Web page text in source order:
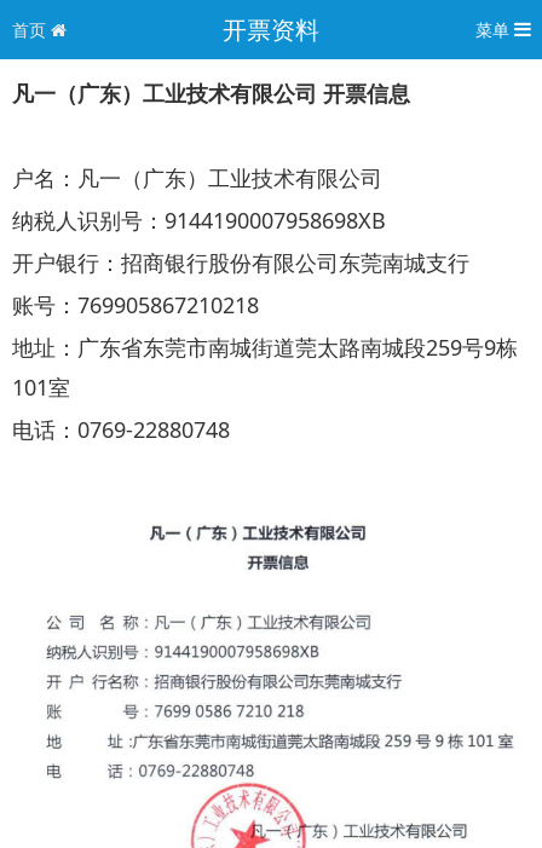
首页 开票资料 菜单
凡一（广东）工业技术有限公司 开票信息
户名：凡一（广东）工业技术有限公司
纳税人识别号 ： 9144190007958698XB
开户银行 ： 招商银行股份有限公司东莞南城支行
账号 ： 769905867210218
地址 ：广东省东莞市南城街道莞太路南城段259号9栋
101室
电话 ： 0769-22880748